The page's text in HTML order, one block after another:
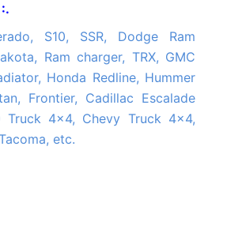
Ram charger, TRX, GMC
Honda Redline, Hummer
Frontier, Cadillac Escalade
Truck 4x4, Chevy Truck 4x4,
etc.